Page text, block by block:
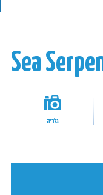
Sea
גלריה